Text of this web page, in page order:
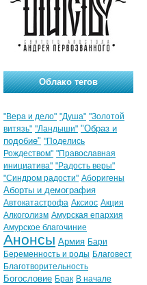
Облако тегов
"Вера и дело" "Душа" "Золотой
витязь" "Ландыши" "Образ и
подобие" "Поделись
Рождеством" "Православная
инициатива" "Радость веры"
"Синдром радости" Аборигены
Аборты и демография
Автокатастрофа Аксиос Акция
Алкоголизм Амурская епархия
Амурское благочиние
Анонсы Армия Бари
Беременность и роды Благовест
Благотворительность
Богословие Брак В начале